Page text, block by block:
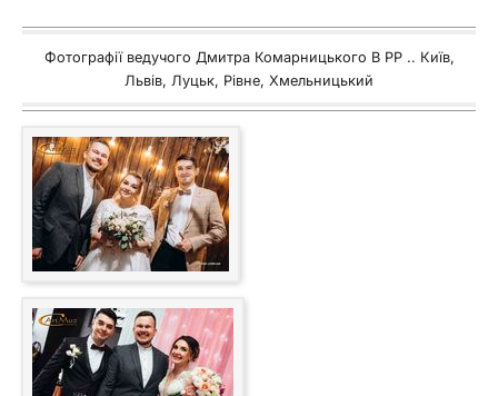
Фотографії ведучого Дмитра Комарницького В РР .. Київ,
Львів, Луцьк, Рівне, Хмельницький